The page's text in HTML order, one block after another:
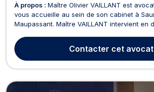
À propos : Maître Olivier VAILLANT est
vous accueille au sein de son cabinet à
Maupassant. Maître VAILLANT intervient en
dossiers afférents à la séparation, à
matrimonial ou d'une indivision...
Contacter cet avocat